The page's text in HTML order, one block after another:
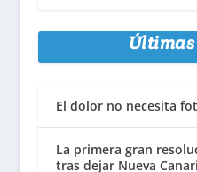
El dolor no necesita
La primera gran
tras dejar Nueva